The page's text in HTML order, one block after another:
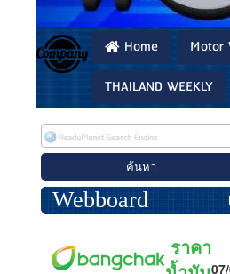
Home Motor
THAILAND WEEKLY
Webboard